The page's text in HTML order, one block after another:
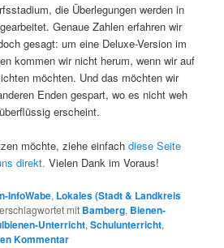
die Überlegungen werden in
Genaue Zahlen erfahren wir
gesagt: um eine Deluxe-Version im
kommen wir nicht herum, wenn wir auf
möchten. Und das möchten wir
Enden gespart, wo es nicht weh
erscheint.
möchte, ziehe einfachdiese Seite
direkt. Vielen Dank im Voraus!
InfoWabe, Lokales (Stadt & Landkreis
mit Bamberg, Bienen-
Unterricht,Schulunterricht,
Kommentar